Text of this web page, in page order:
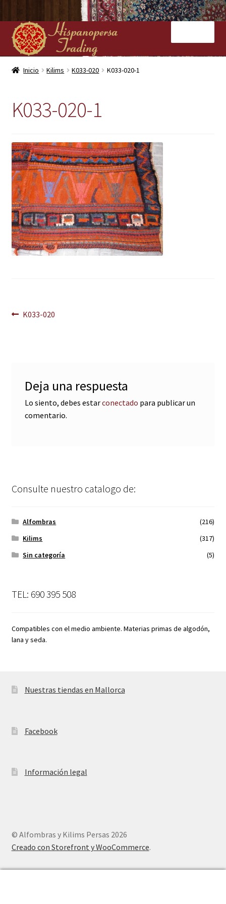
Ir
a
la
navegación
Ir
al
contenido
Inicio
Kilims
Contacto
Inicio Kilims K033-020 K033-020-1
K033-020-1
Navegación
Anterior:
K033-020
Deja una respuesta
Lo siento, debes estarconectado para publicar un
comentario.
Consulte nuestro catalogo de:
Alfombras
(216)
Kilims
(317)
Sin categoría
(5)
TEL: 690 395 508
Compatibles con el medio ambiente. Materias primas de algodón,
lana y seda.
Nuestras tiendas en Mallorca
Facebook
Información legal
© Alfombras y Kilims Persas 2026
Creado con Storefront y WooCommerce.